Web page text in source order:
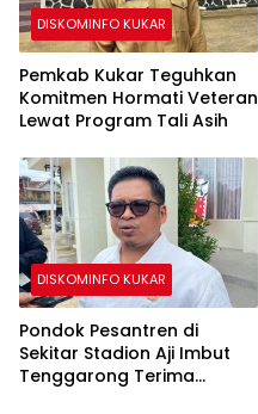
DISKOMINFO KUKAR
Pemkab Kukar Teguhkan
Komitmen Hormati Veteran
Lewat Program Tali Asih
DISKOMINFO KUKAR
Pondok Pesantren di
Sekitar Stadion Aji Imbut
Tenggarong Terima